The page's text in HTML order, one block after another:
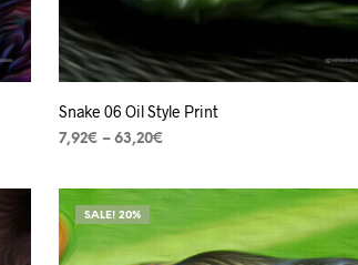
Snake 06 Oil Style Print
7,92€ – 63,20€
SALE! 20%